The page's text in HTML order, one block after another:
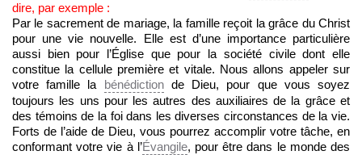
dire, par exemple :
Par le sacrement de mariage, la famille reçoit la grâce du Christ
pour une vie nouvelle. Elle est d’une importance particulière
aussi bien pour l’Église que pour la société civile dont elle
constitue la cellule première et vitale. Nous allons appeler sur
votre famille la bénédictionde Dieu, pour que vous soyez
toujours les uns pour les autres des auxiliaires de la grâce et
des témoins de la foi dans les diverses circonstances de la vie.
Forts de l’aide de Dieu, vous pourrez accomplir votre tâche, en
conformant votre vie à l’Évangile, pour être dans le monde des